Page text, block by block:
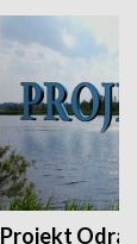
Projekt Odra